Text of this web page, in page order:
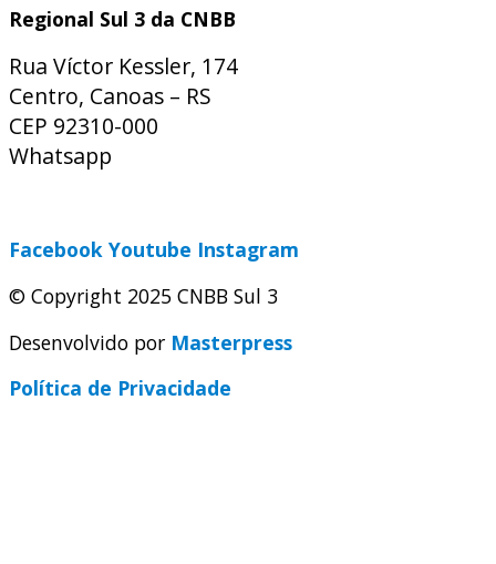
Regional Sul 3 da CNBB
Rua Víctor Kessler, 174
Centro, Canoas – RS
CEP 92310-000
Whatsapp
Facebook Youtube Instagram
© Copyright 2025 CNBB Sul 3
Desenvolvido por Masterpress
Política de Privacidade